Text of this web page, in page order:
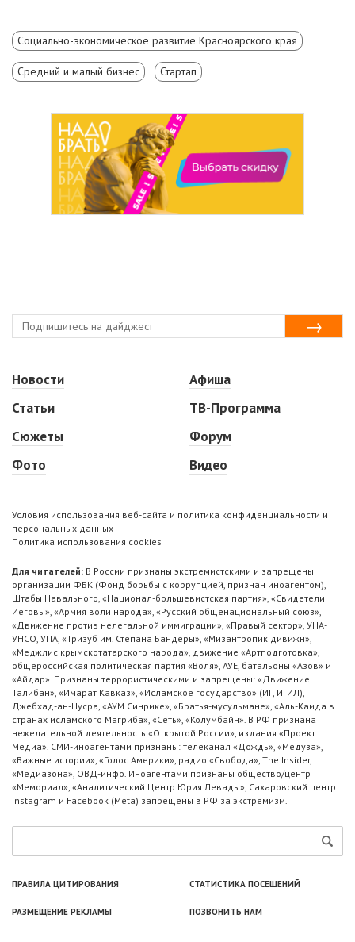
Социально-экономическое развитие Красноярского края
Средний и малый бизнес Стартап
Новости
Статьи
Сюжеты
Фото
Афиша
ТВ-Программа
Форум
Видео
Условия использования веб-сайта и политика конфиденциальности и
персональных данных
Политика использования cookies
Для читателей: В России признаны экстремистскими и запрещены
организации ФБК (Фонд борьбы с коррупцией, признан иноагентом),
Штабы Навального, «Национал-большевистская партия», «Свидетели
Иеговы», «Армия воли народа», «Русский общенациональный союз»,
«Движение против нелегальной иммиграции», «Правый сектор», УНА-
УНСО, УПА, «Тризуб им. Степана Бандеры», «Мизантропик дивижн»,
«Меджлис крымскотатарского народа», движение «Артподготовка»,
общероссийская политическая партия «Воля», АУЕ, батальоны «Азов» и
«Айдар». Признаны террористическими и запрещены: «Движение
Талибан», «Имарат Кавказ», «Исламское государство» (ИГ, ИГИЛ),
Джебхад-ан-Нусра, «АУМ Синрике», «Братья-мусульмане», «Аль-Каида в
странах исламского Магриба», «Сеть», «Колумбайн». В РФ признана
нежелательной деятельность «Открытой России», издания «Проект
Медиа». СМИ-иноагентами признаны: телеканал «Дождь», «Медуза»,
«Важные истории», «Голос Америки», радио «Свобода», The Insider,
«Медиазона», ОВД-инфо. Иноагентами признаны общество/центр
«Мемориал», «Аналитический Центр Юрия Левады», Сахаровский центр.
Instagram и Facebook (Metа) запрещены в РФ за экстремизм.
ПРАВИЛА ЦИТИРОВАНИЯ СТАТИСТИКА ПОСЕЩЕНИЙ
РАЗМЕЩЕНИЕ РЕКЛАМЫ ПОЗВОНИТЬ НАМ